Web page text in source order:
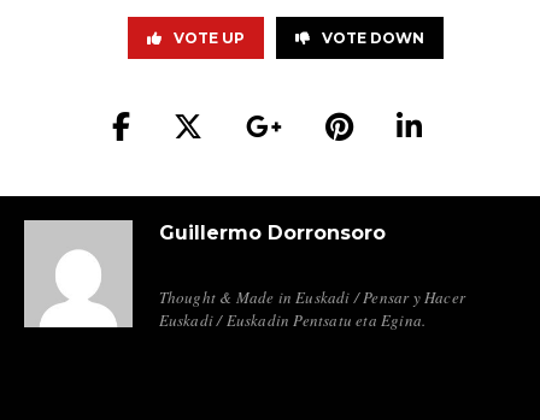
VOTE UP VOTE DOWN
Guillermo Dorronsoro
Thought & Made in Euskadi / Pensar y Hacer
Euskadi / Euskadin Pentsatu eta Egina.